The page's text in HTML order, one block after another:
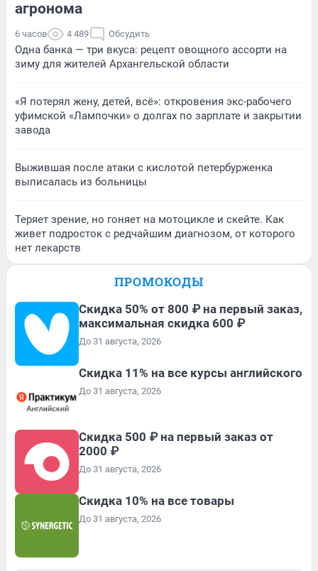
агронома
6 часов 4 489 Обсудить
Одна банка — три вкуса: рецепт овощного ассорти на
зиму для жителей Архангельской области
«Я потерял жену, детей, всё»: откровения экс-рабочего
уфимской «Лампочки» о долгах по зарплате и закрытии
завода
Выжившая после атаки с кислотой петербурженка
выписалась из больницы
Теряет зрение, но гоняет на мотоцикле и скейте. Как
живет подросток с редчайшим диагнозом, от которого
нет лекарств
ПРОМОКОДЫ
Скидка 50% от 800 ₽ на первый заказ,
максимальная скидка 600 ₽
До 31 августа, 2026
Скидка 11% на все курсы английского
До 31 августа, 2026
Скидка 500 ₽ на первый заказ от
2000 ₽
До 31 августа, 2026
Скидка 10% на все товары
До 31 августа, 2026